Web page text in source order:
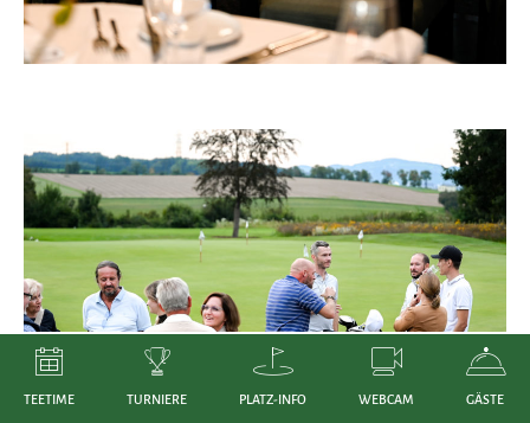
TEETIME TURNIERE PLATZ-INFO WEBCAM GÄSTE